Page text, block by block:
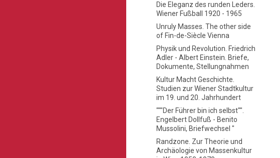
Die Eleganz des runden Leders.
Wiener Fußball 1920 - 1965
Unruly Masses. The other side
of Fin-de-Siècle Vienna
Physik und Revolution. Friedrich
Adler - Albert Einstein. Briefe,
Dokumente, Stellungnahmen
Kultur Macht Geschichte.
Studien zur Wiener Stadtkultur
im 19. und 20. Jahrhundert
"""Der Führer bin ich selbst"".
Engelbert Dollfuß - Benito
Mussolini, Briefwechsel "
Randzone. Zur Theorie und
Archäologie von Massenkultur